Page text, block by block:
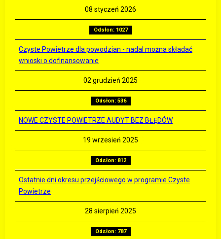
08 styczeń 2026
Odsłon: 1027
Czyste Powietrze dla powodzian - nadal można składać
wnioski o dofinansowanie
02 grudzień 2025
Odsłon: 536
NOWE CZYSTE POWIETRZE AUDYT BEZ BŁĘDÓW
19 wrzesień 2025
Odsłon: 812
Ostatnie dni okresu przejściowego w programie Czyste
Powietrze
28 sierpień 2025
Odsłon: 787